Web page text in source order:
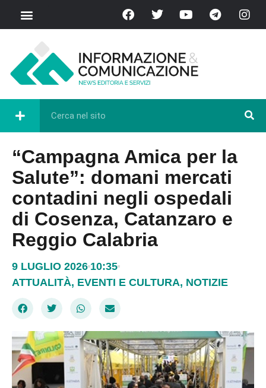
“Campagna Amica per la
Salute”: domani mercati
contadini negli ospedali
di Cosenza, Catanzaro e
Reggio Calabria
9 LUGLIO 2026 10:35
ATTUALITÀ, EVENTI E CULTURA, NOTIZIE